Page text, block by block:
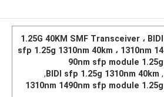
1.25G 40KM SMF Transceiver ، BIDI
sfp 1.25g 1310nm 40km ، 1310nm 14
90nm sfp module 1.25g
,
BIDI sfp 1.25g 1310nm 40km
,
1310nm 1490nm sfp module 1.25g